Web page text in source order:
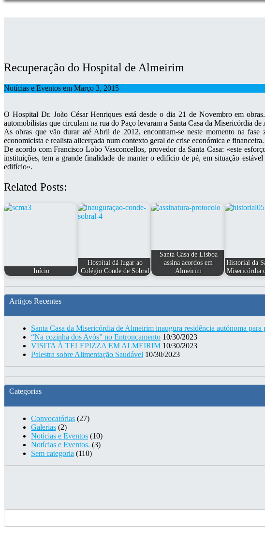
Recuperação do Hospital de Almeirim
Notícias e Eventos em Março 3, 2015
O Hospital Dr. João César Henriques está desde o dia 21 de Novembro em
automobilistas que circulam na rua do Paço levaram a Santa Casa da Misericórdia
As obras que vão durar até Abril de 2012, encontram-se neste momento na
economicista e realista alicerçada num contexto geral de crise económica e financeira.
De acordo com Francisco Lobo Vasconcellos, provedor da Santa Casa: «este
instituições, tem a grande finalidade de manter o edifício de pé, em situação
edifício».
Related Posts:
Início
Hospital dá lugar ao
Colégio Conde de Sobral
Santa Casa de Lisboa
assina acordos em
Almeirim
Historial da
Misericórdia
Artigos Recentes
Santa Casa da Misericórdia de Almeirim inaugura residência autónoma para
“Na cozinha dos Avós” no Entroncamento 10/30/2023
VISITA À TELEPIZZA EM ALMEIRIM 10/30/2023
Palestra sobre Alimentação Saudável 10/30/2023
Categorias
Convocatórias (27)
Galerias (2)
Notícias e Eventos (10)
Notícias e Eventos. (3)
Sem categoria (110)